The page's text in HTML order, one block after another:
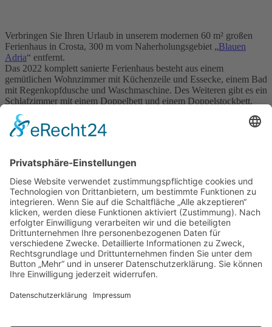
Verbringen Sie Ihren Urlaub in unserem modernen 60 m² großen
Ferienhaus in Crosta, 300 m vom Naherholungsgebiet „Blauen
Adria“ entfernt.
Das 2022 komplett sanierte Ferienhaus besteht aus einem
gemütlichen Wohnzimmer mit Küchenzeile und Essecke, einem Bad
mit Regenkopfdusche und Waschmaschine. Des Weiteren gibt es ein
Schlafzimmer mit einem Doppelbett und einem Doppelstockbett.
Auf Wunsch kann auch ein
Babyreisebett aufgestellt werden. Unser Ferienhaus ist für 2
Erwachsene sowie bis zu 2 Kindern ausgestattet. Eine Aufbettung
Wir haben Ihnen eine wunderbare Atmosphäre geschaffen, um in
idyllischer Lage eine erholsame Zeit zu erleben. Genießen Sie Ihren
Aufenthalt in unserem Ferienhaus im Grünen beim Entspannen auf
dem ca.500qm eingezäunten Grundstück oder beim abendlichen
Grillen auf der gemütlichen Terrasse.
Für Ihre Fahrzeuge steht Ihnen ein Parkplatz im Grundstück, direkt
an unserem Ferienhaus zur Verfügung.
Angebot
»Buchung/Anfrage